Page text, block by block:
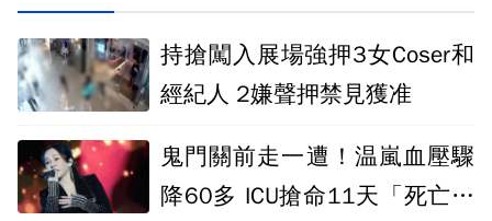
持搶闖入展場強押3女Coser和
經紀人 2嫌聲押禁見獲准
鬼門關前走一遭！温嵐血壓驟
降60多 ICU搶命11天「死亡離